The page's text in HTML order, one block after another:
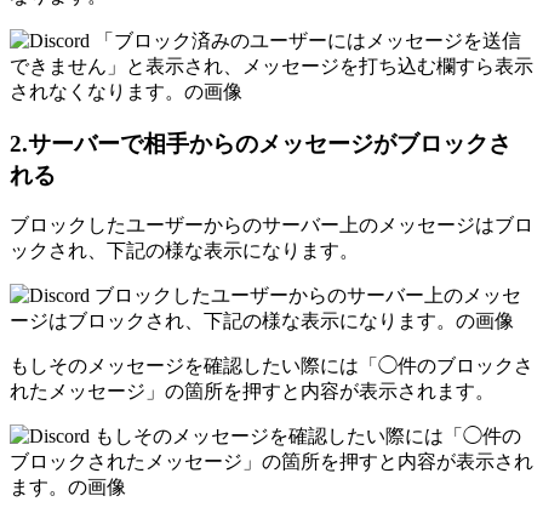
2.サーバーで相手からのメッセージがブロックさ
れる
ブロックしたユーザーからのサーバー上のメッセージはブロ
ックされ、下記の様な表示になります。
もしそのメッセージを確認したい際には「◯件のブロックさ
れたメッセージ」の箇所を押すと内容が表示されます。